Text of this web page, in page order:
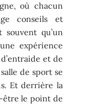
où chacun
conseils et
souvent qu’un
expérience
et de
de sport se
Et derrière la
être le point de